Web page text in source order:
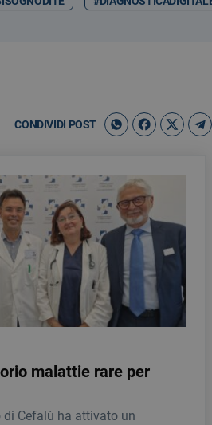
CONDIVIDI POST
malattie rare per
Cefalù ha attivato un